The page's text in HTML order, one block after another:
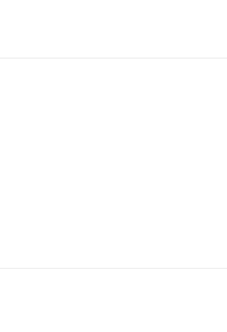
一的大桥:贵州花江峡谷大桥